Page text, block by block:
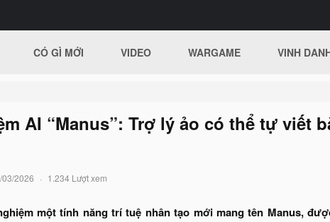
CÓ GÌ MỚI VIDEO WARGAME VINH
AI “Manus”: Trợ lý ảo có thể tự viết
03/2026 1.234 Lượt xem
một tính năng trí tuệ nhân tạo mới mang tên Manus,